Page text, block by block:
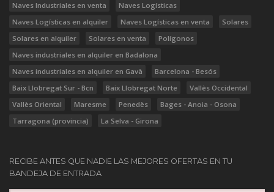
Naves Industriales en venta
Naves Logísticas
Naves Logísticas en alquiler
Naves Logísticas en venta
Solares
Solares en alquiler
Solares en venta
Polígonos
Naves industriales en alquiler en Badalona
Naves industriales en alquiler en Gavà
Barcelona - Besós
Baix Llobregat Sur - Bcn
Baix Llobregat Norte
Vallès Occidental
Vallès Oriental
Maresme Penedès
Bages - Anoia - Osona
Tarragona (provincia)
La Selva - Girona
RECIBE ANTES QUE NADIE LAS MEJORES OFERTAS EN TU
BANDEJA DE ENTRADA